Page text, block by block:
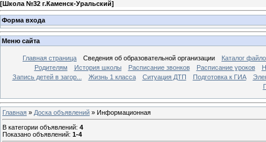
[Школа №32 г.Каменск-Уральский]
Форма входа
Меню сайта
Главная страница Сведения об образовательной организации
Каталог
Родителям
История школы Расписание звонков Расписание уроков
Запись детей в загор...
Жизнь 1 класса Ситуация ДТП Подготовка к ГИА
Главная » Доска объявлений » Информационная
В категории объявлений: 4
Показано объявлений: 1-4